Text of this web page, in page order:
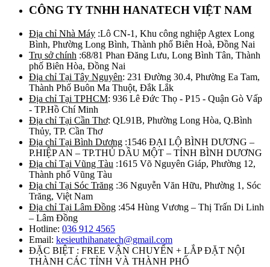
CÔNG TY TNHH HANATECH VIỆT NAM
Địa chỉ Nhà Máy :Lô CN-1, Khu công nghiệp Agtex Long
Bình, Phường Long Bình, Thành phố Biên Hoà, Đồng Nai
Trụ sở chính :68/81 Phan Đăng Lưu, Long Bình Tân, Thành
phố Biên Hòa, Đồng Nai
Địa chỉ Tại Tây Nguyên: 231 Đường 30.4, Phường Ea Tam,
Thành Phố Buôn Ma Thuột, Đắk Lắk
Địa chỉ Tại TPHCM: 936 Lê Đức Thọ - P15 - Quận Gò Vấp
- TP.Hồ Chí Minh
Địa chỉ Tại Cần Thơ: QL91B, Phường Long Hòa, Q.Bình
Thủy, TP. Cần Thơ
Địa chỉ Tại Bình Dương :1546 ĐẠI LỘ BÌNH DƯƠNG –
P.HIỆP AN – TP.THỦ DẦU MỘT – TỈNH BÌNH DƯƠNG
Địa chỉ Tại Vũng Tàu :1615 Võ Nguyên Giáp, Phường 12,
Thành phố Vũng Tàu
Địa chỉ Tại Sóc Trăng :36 Nguyễn Văn Hữu, Phường 1, Sóc
Trăng, Việt Nam
Địa chỉ Tại Lâm Đồng :454 Hùng Vương – Thị Trấn Di Linh
– Lâm Đồng
Hotline: 036 912 4565
Email: kesieuthihanatech@gmail.com
ĐẶC BIỆT : FREE VẬN CHUYỂN + LẮP ĐẶT NỘI
THÀNH CÁC TỈNH VÀ THÀNH PHỐ